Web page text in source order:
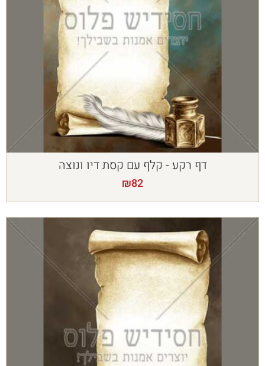
דף רקע - קלף עם קסת דיו ונוצה
₪82